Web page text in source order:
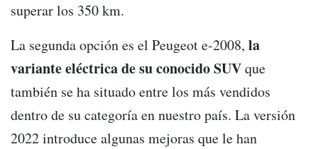
superar los 350 km.
La segunda opción es el Peugeot e-2008, la
variante eléctrica de su conocido SUVque
también se ha situado entre los más vendidos
dentro de su categoría en nuestro país. La versión
2022 introduce algunas mejoras que le han